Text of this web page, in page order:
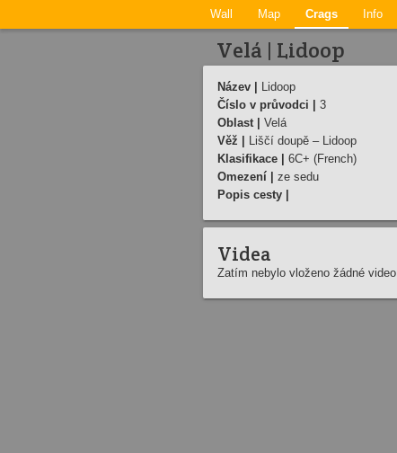
Wall Map Crags Info
Velá | Lidoop
Název |
Lidoop
Číslo v průvodci |
3
Oblast |
Velá
Věž |
Liščí doupě – Lidoop
Klasifikace |
6C+ (French)
Omezení |
ze sedu
Popis cesty |
Videa
Zatím nebylo vloženo žádné video.